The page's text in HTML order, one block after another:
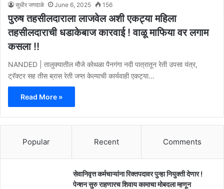
सुधीर जगदाळे June 6, 2025 156
पुरुष तहसीलदाराला लाजवेल अशी एकट्या महिला
तहसीलदाराची धडाकेबाज कारवाई ! वाळू माफिया वर लगाम
कसला !!
NANDED | तालुक्यातील मौजे कोथळा पैनगंगा नदी पात्रातून रेती उपसा यंत्र,
ट्रॅक्टर सह तीस ब्रास रेती जप्त केल्याची कार्यवाही एकट्या…
Read More »
Popular Recent Comments
सेवानिवृत्त कर्मचाऱ्यांना रिक्तपदावर पुन्हा नियुक्ती देणार !
पेन्शन सुरु राहणारच शिवाय कामाचा मोबदला म्हणून